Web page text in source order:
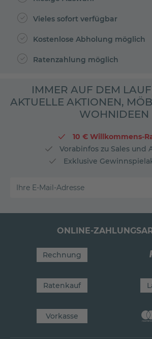
Vieles sofort verfügbar
Kostenlose Abholung möglich
Ratenzahlung möglich
IMMER AUF DEM
AKTUELLE AKTIONEN,
WOHNIDEEN
10 € Willkommens-
Vorabinfos zu Sales und
Exklusive
Ihre E-Mail-Adresse
ONLINE-
Rechnung
Ratenkauf
Vorkasse